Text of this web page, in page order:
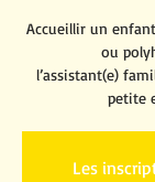
Accueillir un
ou
l’assistant(e)
petite
Les